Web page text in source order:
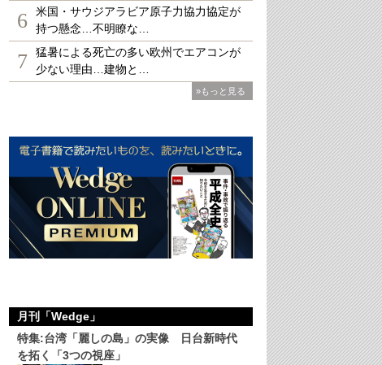
6
米国・サウジアラビア原子力協力協定が
持つ懸念…不明瞭な…
7
猛暑による死亡の多い欧州でエアコンが
少ない理由…建物と…
»もっと見る
月刊「Wedge」
特集:台湾「麗しの島」の実像 日台新時代
を拓く「3つの視座」